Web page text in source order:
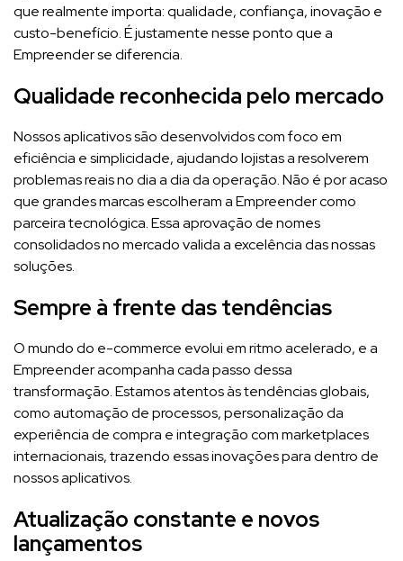
que realmente importa: qualidade, confiança, inovação e
custo-benefício. É justamente nesse ponto que a
Empreender se diferencia.
Qualidade reconhecida pelo mercado
Nossos aplicativos são desenvolvidos com foco em
eficiência e simplicidade, ajudando lojistas a resolverem
problemas reais no dia a dia da operação. Não é por acaso
que grandes marcas escolheram a Empreender como
parceira tecnológica. Essa aprovação de nomes
consolidados no mercado valida a excelência das nossas
soluções.
Sempre à frente das tendências
O mundo do e-commerce evolui em ritmo acelerado, e a
Empreender acompanha cada passo dessa
transformação. Estamos atentos às tendências globais,
como automação de processos, personalização da
experiência de compra e integração com marketplaces
internacionais, trazendo essas inovações para dentro de
nossos aplicativos.
Atualização constante e novos
lançamentos